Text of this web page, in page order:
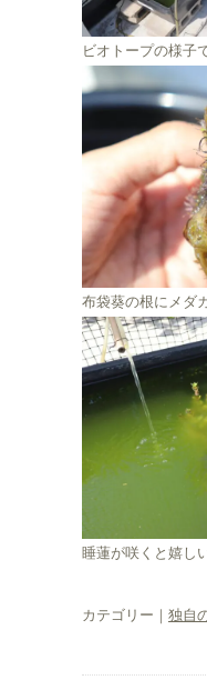
ビオトープの様子
布袋葵の根にメダ
睡蓮が咲くと嬉し
カテゴリー｜ 独自